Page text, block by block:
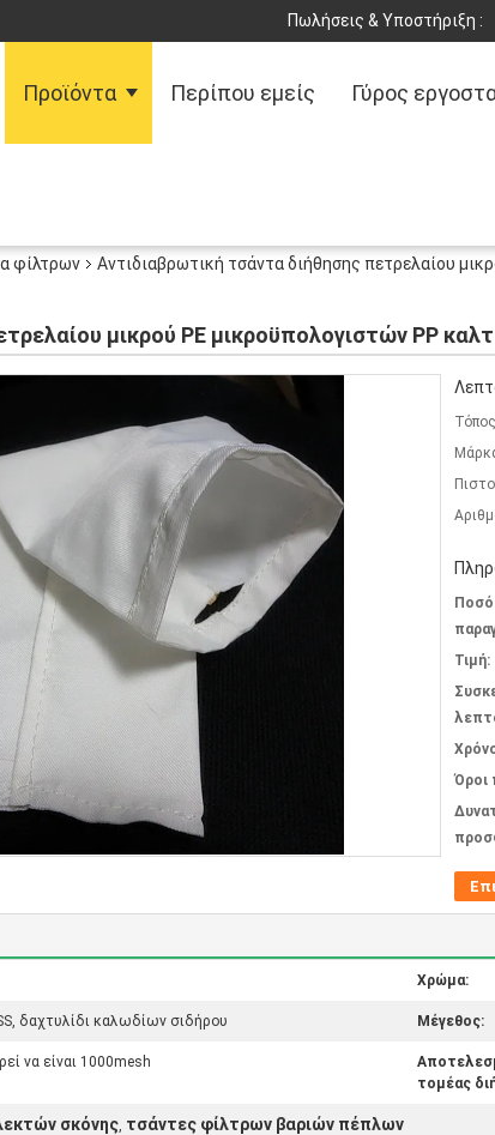
Πωλήσεις & Υποστήριξη :
Προϊόντα Περίπου εμείς Γύρος
φίλτρων
Αντιδιαβρωτική τσάντα διήθησης πετρελαίου
μικρού PE μικροϋπολογιστών PP
Τιμή:
Όροι
Χρώμα:
δαχτυλίδι καλωδίων σιδήρου Μέγεθος:
να είναι 1000mesh
τομέας
σκόνης, τσάντες φίλτρων βαριών πέπλων